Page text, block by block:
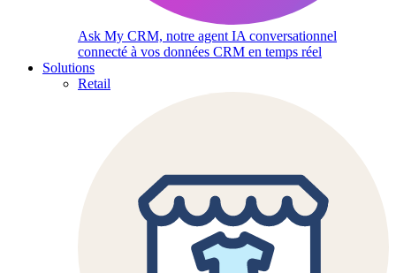
Ask My CRM, notre agent IA conversationnel
connecté à vos données CRM en temps réel
Solutions
Retail